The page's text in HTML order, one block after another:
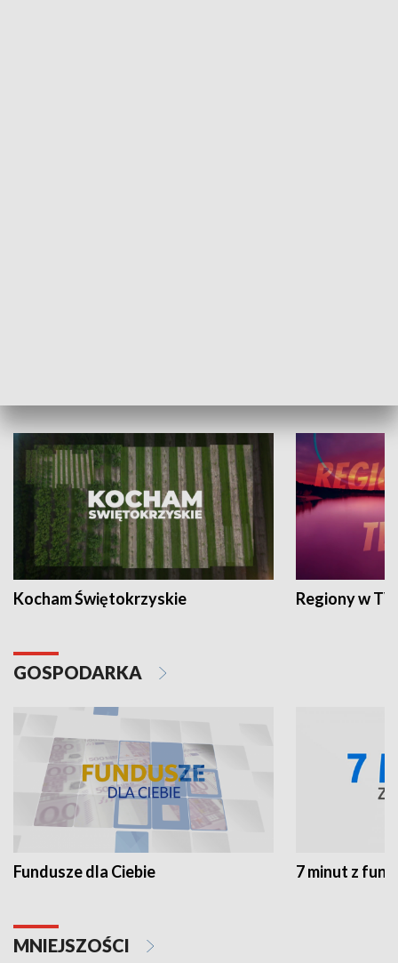
Kocham Świętokrzyskie Regiony w
GOSPODARKA
Fundusze dla Ciebie 7 minut z
MNIEJSZOŚCI